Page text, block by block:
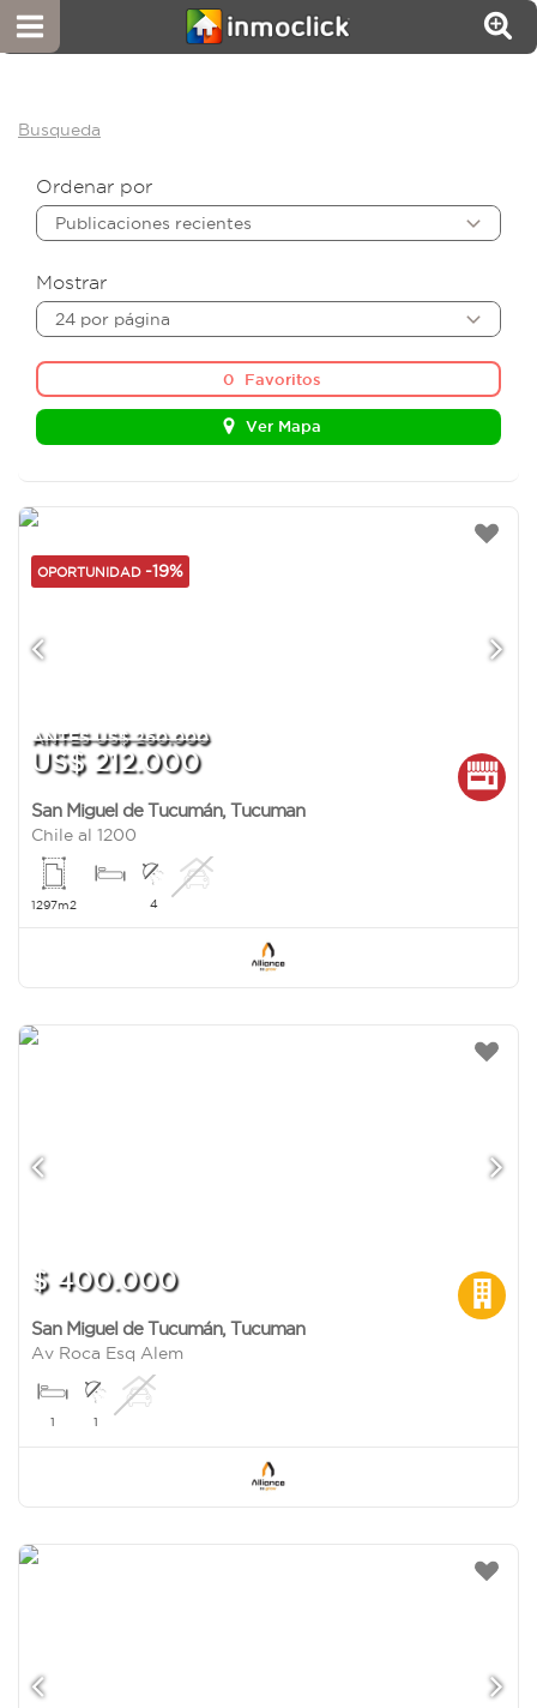
Busqueda
Ordenar por
Publicaciones recientes
Mostrar
24 por página
0 Favoritos
Ver Mapa
OPORTUNIDAD -19%
ANTES US$ 260.000
US$ 212.000
San Miguel de Tucumán, Tucuman
Chile al 1200
1297m2 4
$ 400.000
San Miguel de Tucumán, Tucuman
Av Roca Esq Alem
1 1